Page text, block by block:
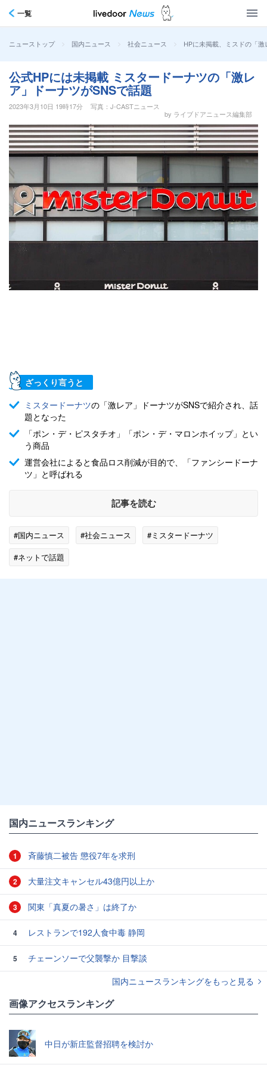
一覧
ニューストップ > 国内ニュース > 社会ニュース > HPに未掲載、ミスドの「
公式HPには未掲載 ミスタードーナツの「激レ
ア」ドーナツがSNSで話題
2023年3月10日 19時17分
写真：J-CASTニュース
by ライブドアニュース編集部
ざっくり言うと
ミスタードーナツの「激レア」ドーナツがSNSで紹介され、話
題となった
「ポン・デ・ピスタチオ」「ポン・デ・マロンホイップ」とい
う商品
運営会社によると食品ロス削減が目的で、「ファンシードーナ
ツ」と呼ばれる
記事を読む
#国内ニュース #社会ニュース
#ミスタードーナツ
#ネットで話題
国内ニュースランキング
1 斉藤慎二被告 懲役7年を求刑
2 大量注文キャンセル43億円以上か
3 関東「真夏の暑さ」は終了か
4 レストランで192人食中毒 静岡
5
チェーンソーで父襲撃か 目撃談
国内ニュースランキングをもっと見る
画像アクセスランキング
中日が新庄監督招聘を検討か